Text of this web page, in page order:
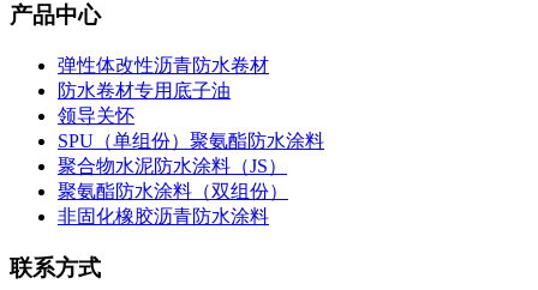
产品中心
弹性体改性沥青防水卷材
防水卷材专用底子油
领导关怀
SPU（单组份）聚氨酯防水涂料
聚合物水泥防水涂料（JS）
聚氨酯防水涂料（双组份）
非固化橡胶沥青防水涂料
联系方式